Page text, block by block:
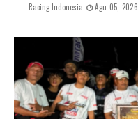
Racing Indonesia Agu 05, 2026